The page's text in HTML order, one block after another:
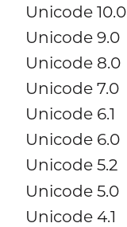
Unicode 10.0
Unicode 9.0
Unicode 8.0
Unicode 7.0
Unicode 6.1
Unicode 6.0
Unicode 5.2
Unicode 5.0
Unicode 4.1